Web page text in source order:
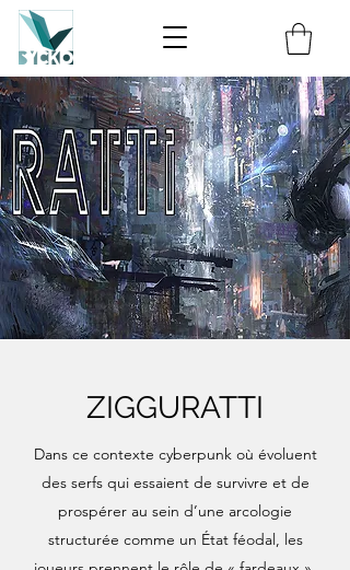
ZIGGURATTI
Dans ce contexte cyberpunk où évoluent
des serfs qui essaient de survivre et de
prospérer au sein d’une arcologie
structurée comme un État féodal, les